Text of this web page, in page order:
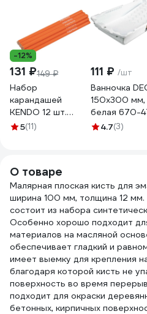
-12%
131 ₽149 ₽
Набор
карандашей
KENDO 12 шт.
45343
5(11)
111 ₽ /шт
Ванночка
150х300 мм,
белая 670-
11606307
4.7(3)
О товаре
Малярная плоская кисть для
ширина 100 мм, толщина 12 мм.
состоит из набора
Особенно хорошо подходит
материалов на масляной
обеспечивает гладкий и
имеет выемку для крепления
благодаря которой кисть не
поверхность во время
подходит для окраски
бетонных, кирпичных